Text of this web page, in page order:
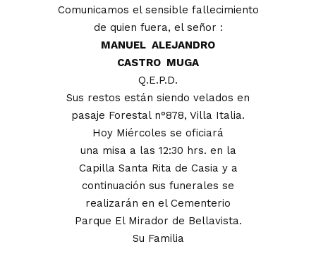
Comunicamos el sensible fallecimiento
de quien fuera, el señor :
MANUEL ALEJANDRO
CASTRO MUGA
Q.E.P.D.
Sus restos están siendo velados en
pasaje Forestal n°878, Villa Italia.
Hoy Miércoles se oficiará
una misa a las 12:30 hrs. en la
Capilla Santa Rita de Casia y a
continuación sus funerales se
realizarán en el Cementerio
Parque El Mirador de Bellavista.
Su Familia